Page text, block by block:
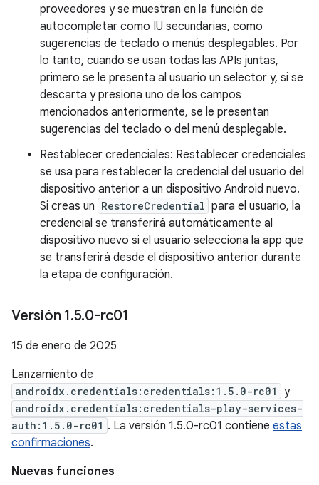
proveedores y se muestran en la función de
autocompletar como IU secundarias, como
sugerencias de teclado o menús desplegables. Por
lo tanto, cuando se usan todas las APIs juntas,
primero se le presenta al usuario un selector y, si se
descarta y presiona uno de los campos
mencionados anteriormente, se le presentan
sugerencias del teclado o del menú desplegable.
Restablecer credenciales: Restablecer credenciales
se usa para restablecer la credencial del usuario del
dispositivo anterior a un dispositivo Android nuevo.
Si creas un RestoreCredential para el usuario, la
credencial se transferirá automáticamente al
dispositivo nuevo si el usuario selecciona la app que
se transferirá desde el dispositivo anterior durante
la etapa de configuración.
Versión 1.5.0-rc01
15 de enero de 2025
Lanzamiento de
androidx.credentials:credentials:1.5.0-rc01 y
androidx.credentials:credentials-play-services-
auth:1.5.0-rc01 . La versión 1.5.0-rc01 contiene estas
confirmaciones.
Nuevas funciones